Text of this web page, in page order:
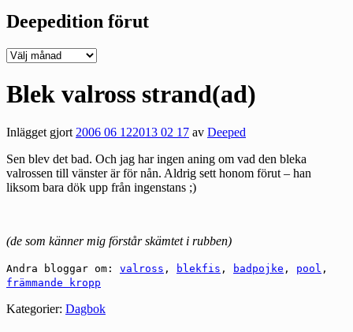
Deepedition förut
Deepedition
Blek valross strand(ad)
Inlägget gjort2006 06 122013 02 17 av Deeped
Sen blev det bad. Och jag har ingen aning om vad den bleka
valrossen till vänster är för nån. Aldrig sett honom förut – han
liksom bara dök upp från ingenstans ;)
(de som känner mig förstår skämtet i rubben)
Andra bloggar om: valross , blekfis , badpojke , pool ,
främmande kropp
Kategorier: Dagbok